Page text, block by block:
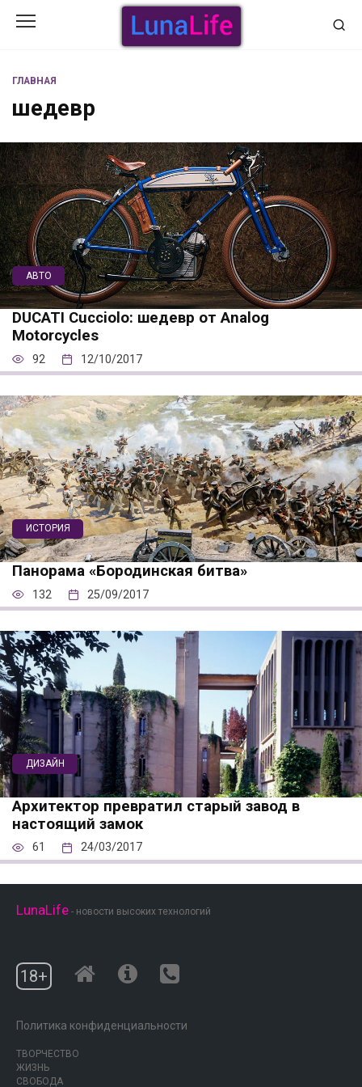
ГЛАВНАЯ
шедевр
АВТО
DUCATI Cucciolo: шедевр от Analog
Motorcycles
92 12/10/2017
ИСТОРИЯ
Панорама «Бородинская битва»
132 25/09/2017
ДИЗАЙН
Архитектор превратил старый завод в
настоящий замок
61 24/03/2017
LunaLife - новости высоких технологий
18+
Политика конфиденциальности
ТВОРЧЕСТВО
ЖИЗНЬ
СВОБОДА